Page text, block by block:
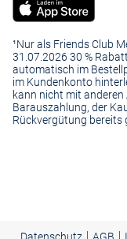
¹Nur als Friends Club
31.07.2026 30 %
automatisch im
im Kundenkonto
kann nicht mit
Barauszahlung, der
Rückvergütung bereits
| |